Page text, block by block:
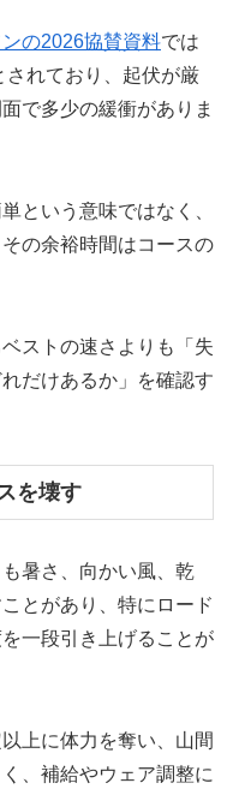
の2026協賛資料では
れており、起伏が厳
で多少の緩衝がありま
という意味ではなく、
の余裕時間はコースの
ストの速さよりも「失
だけあるか」を確認す
を壊す
暑さ、向かい風、乾
とがあり、特にロード
一段引き上げることが
上に体力を奪い、山間
、補給やウェア調整に